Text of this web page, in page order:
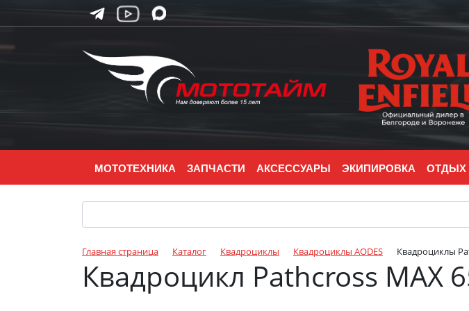
МОТОТЕХНИКА ЗАПЧАСТИ АКСЕССУАРЫ ЭКИПИРОВКА ОТДЫХ
Главная страница Каталог Квадроциклы Квадроциклы AODES Квадроциклы
Квадроцикл Pathcross MAX